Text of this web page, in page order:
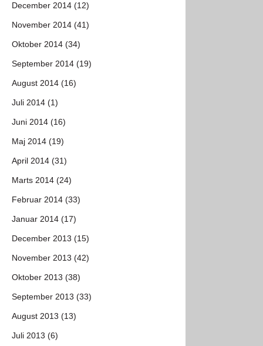
December 2014 (12)
November 2014 (41)
Oktober 2014 (34)
September 2014 (19)
August 2014 (16)
Juli 2014 (1)
Juni 2014 (16)
Maj 2014 (19)
April 2014 (31)
Marts 2014 (24)
Februar 2014 (33)
Januar 2014 (17)
December 2013 (15)
November 2013 (42)
Oktober 2013 (38)
September 2013 (33)
August 2013 (13)
Juli 2013 (6)